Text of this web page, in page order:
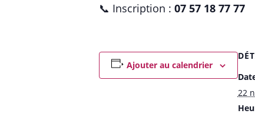
📞 Inscription : 07 57 18 77 77
Ajouter au calendrier
22